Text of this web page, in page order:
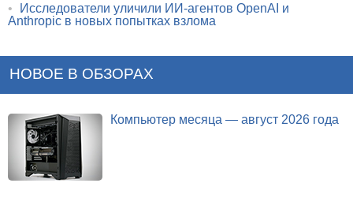
•
Исследователи уличили ИИ-агентов OpenAI и
Anthropic в новых попытках взлома
НОВОЕ В ОБЗОРАХ
Компьютер месяца — август 2026 года